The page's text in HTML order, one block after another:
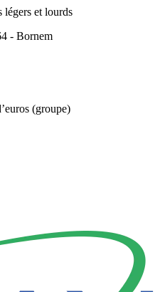
légers et lourds
- Bornem
(groupe)